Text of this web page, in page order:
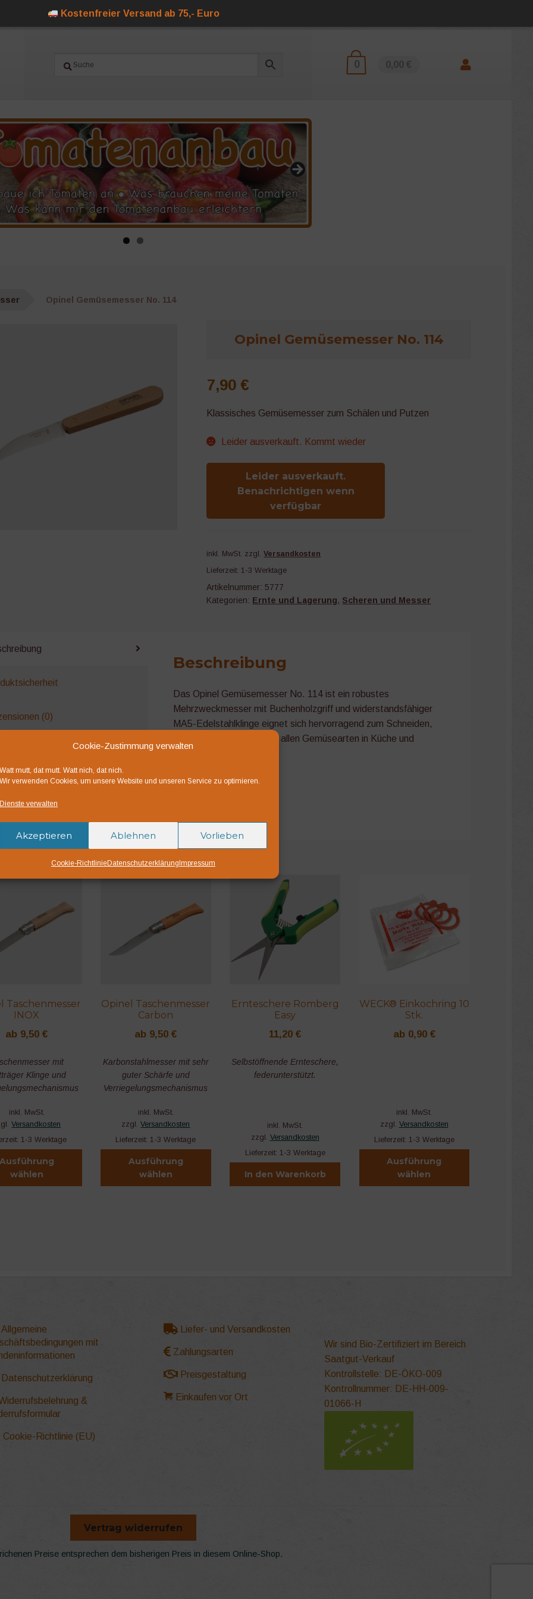
Cookie-Zustimmung verwalten
Watt mutt, dat mutt. Watt nich, dat nich.
Wir verwenden Cookies, um unsere Website und unseren Service zu optimieren.
Dienste verwalten
Akzeptieren Ablehnen Vorlieben
Cookie-RichtlinieDatenschutzerklärung Impressum
Kostenfreier Versand ab 75,- Euro
0 0,00 €
Opinel Gemüsemesser No. 114
Opinel Gemüsemesser No. 114
7,90€
Klassisches Gemüsemesser zum Schälen und Putzen
Leider ausverkauft. Kommt wieder
Leider ausverkauft.
Benachrichtigen wenn
verfügbar
inkl. MwSt. zzgl.Versandkosten
Lieferzeit: 1-3 Werktage
Artikelnummer: 5777
Kategorien: Ernte und Lagerung, Scheren und Messer
(0)
Beschreibung
Das Opinel Gemüsemesser No. 114 ist ein robustes
Mehrzweckmesser mit Buchenholzgriff und widerstandsfähiger
MA5-Edelstahlklinge eignet sich hervorragend zum Schneiden,
Säubern und Schälen von allen Gemüsearten in Küche und
Klingenlänge: 7 cm
Produkte
Taschenmesser
INOX
ab 9,50€
mit
Klinge und
inkl. MwSt.
Versandkosten
1-3 Werktage
Ausführung
wählen
Opinel Taschenmesser
Carbon
ab 9,50€
Karbonstahlmesser mit sehr
guter Schärfe und
Verriegelungsmechanismus
inkl. MwSt.
zzgl.Versandkosten
Lieferzeit: 1-3 Werktage
Ausführung
wählen
Ernteschere Romberg
Easy
11,20€
Selbstöffnende Ernteschere,
federunterstützt.
inkl. MwSt.
zzgl. Versandkosten
Lieferzeit: 1-3 Werktage
In den Warenkorb
WECK® Einkochring 10
Stk.
ab 0,90 €
inkl. MwSt.
zzgl. Versandkosten
Lieferzeit: 1-3 Werktage
Ausführung
wählen
gewählt
werden
Allgemeine
mit
Datenschutzerklärung
&
Cookie-Richtlinie (EU)
Liefer- und Versandkosten
Zahlungsarten
Preisgestaltung
Einkaufen vor Ort
Wir sind Bio-Zertifiziert im Bereich
Saatgut-Verkauf
Kontrollstelle: DE-ÖKO-009
Kontrollnummer: DE-HH-009-
01066-H
Vertrag widerrufen
Preise entsprechen dem bisherigen Preis in diesem Online-Shop.